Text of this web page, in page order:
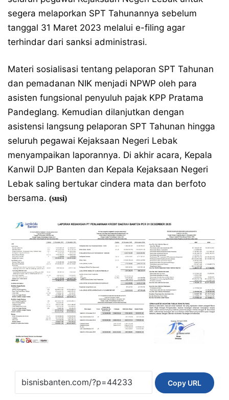
segera melaporkan SPT Tahunannya sebelum
tanggal 31 Maret 2023 melalui e-filing agar
terhindar dari sanksi administrasi.
Materi sosialisasi tentang pelaporan SPT Tahunan
dan pemadanan NIK menjadi NPWP oleh para
asisten fungsional penyuluh pajak KPP Pratama
Pandeglang. Kemudian dilanjutkan dengan
asistensi langsung pelaporan SPT Tahunan hingga
seluruh pegawai Kejaksaan Negeri Lebak
menyampaikan laporannya. Di akhir acara, Kepala
Kanwil DJP Banten dan Kepala Kejaksaan Negeri
Lebak saling bertukar cindera mata dan berfoto
bersama. (susi)
Copy URL